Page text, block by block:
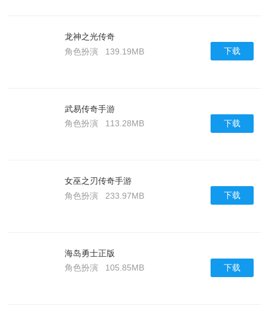
龙神之光传奇
角色扮演
139.19MB 下载
武易传奇手游
角色扮演
113.28MB 下载
女巫之刃传奇手游
角色扮演
233.97MB 下载
海岛勇士正版
角色扮演
105.85MB 下载